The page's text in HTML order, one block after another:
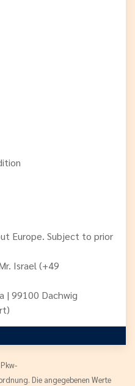
Europe. Subject to prior
Israel (+49
| 99100 Dachwig
Die angegebenen Werte